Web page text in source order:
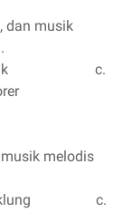
dan musik
c.
melodis
c.